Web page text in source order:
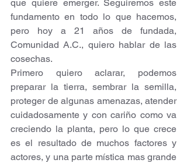
que quiere emerger. Seguiremos este
fundamento en todo lo que hacemos,
pero hoy a 21 años de fundada,
Comunidad A.C., quiero hablar de las
cosechas.
Primero quiero aclarar, podemos
preparar la tierra, sembrar la semilla,
proteger de algunas amenazas, atender
cuidadosamente y con cariño como va
creciendo la planta, pero lo que crece
es el resultado de muchos factores y
actores, y una parte mística mas grande